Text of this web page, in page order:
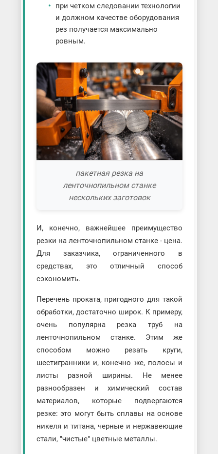
при четком следовании технологии
и должном качестве оборудования
рез получается максимально
ровным.
пакетная резка на
ленточнопильном станке
нескольких заготовок
И, конечно, важнейшее преимущество
резки на ленточнопильном станке - цена.
Для заказчика, ограниченного в
средствах, это отличный способ
сэкономить.
Перечень проката, пригодного для такой
обработки, достаточно широк. К примеру,
очень популярна резка труб на
ленточнопильном станке. Этим же
способом можно резать круги,
шестигранники и, конечно же, полосы и
листы разной ширины. Не менее
разнообразен и химический состав
материалов, которые подвергаются
резке: это могут быть сплавы на основе
никеля и титана, черные и нержавеющие
стали, "чистые" цветные металлы.